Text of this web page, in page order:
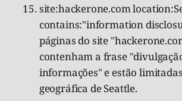
site:hackerone.com
contains:"information
páginas do site
contenham a frase
informações" e estão
geográfica de Seattle.